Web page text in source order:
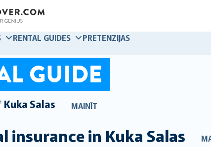
RENTAL GUIDES PRETENZIJAS
GUIDE
Kuka Salas MAINĪT
insurance in Kuka Salas